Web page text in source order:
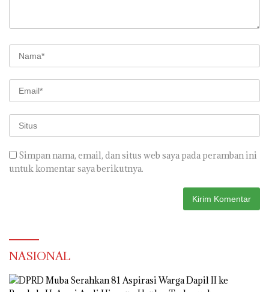
Simpan nama, email, dan situs web saya pada peramban ini
untuk komentar saya berikutnya.
NASIONAL